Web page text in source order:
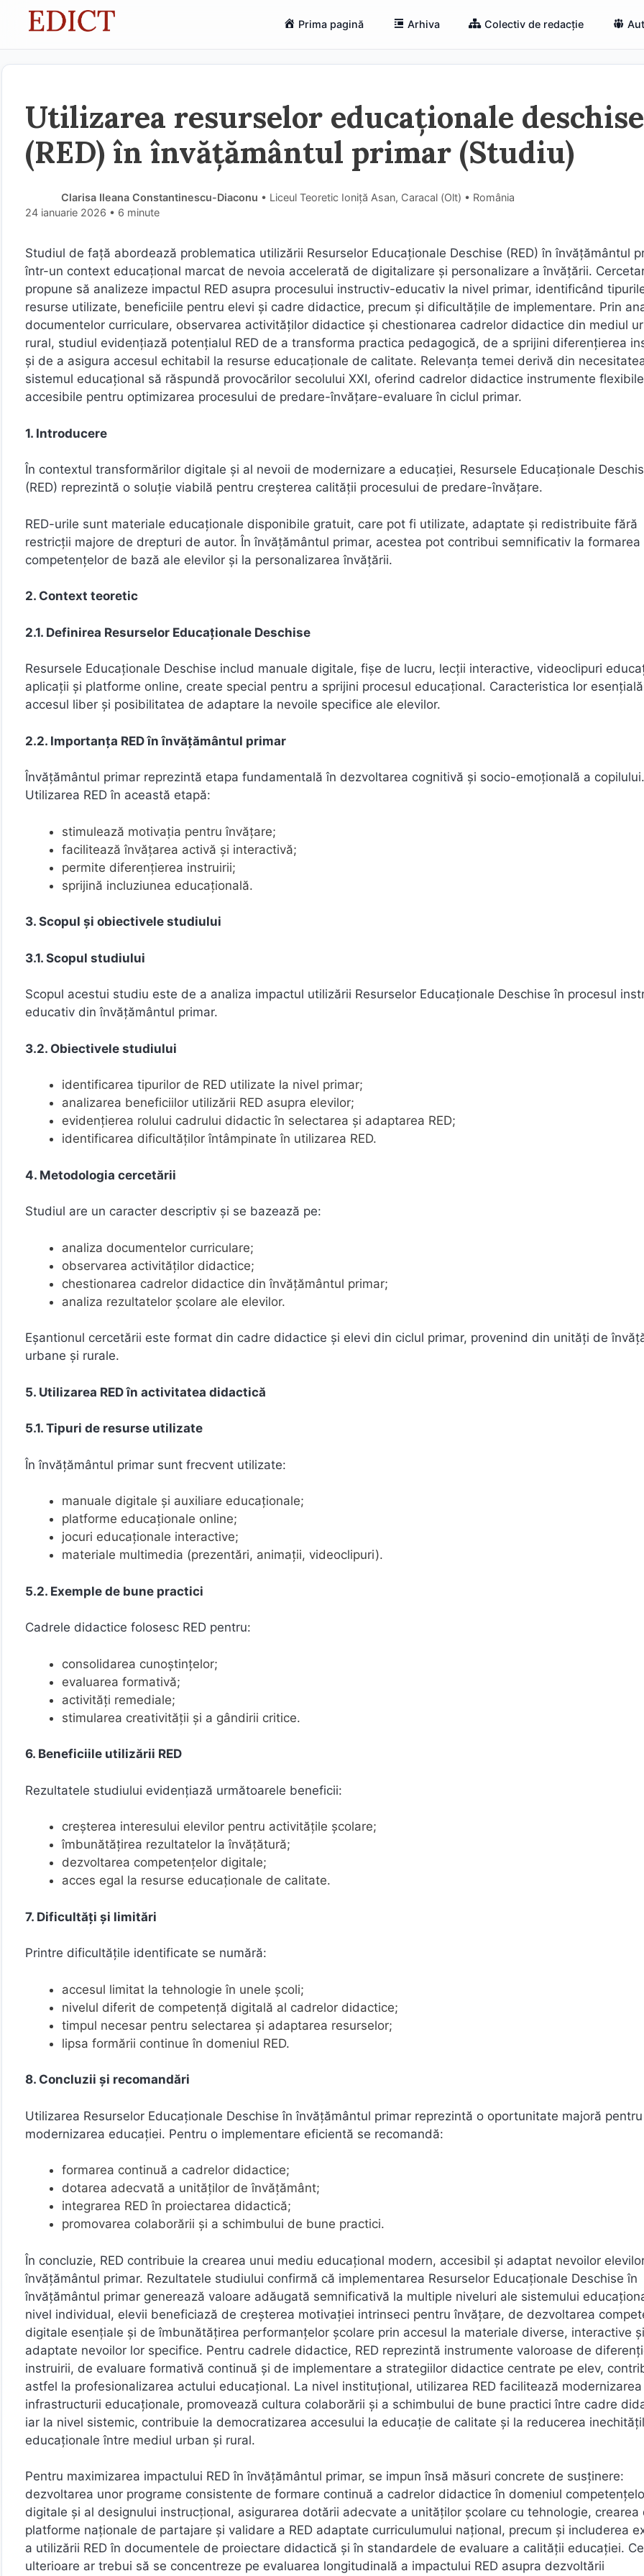
Prima pagină Arhiva Colectiv de redacție
Utilizarea resurselor educaționale deschise
(RED) în învățământul primar (Studiu)
Clarisa Ileana Constantinescu-Diaconu • Liceul Teoretic Ioniță Asan, Caracal (Olt) • România
24 ianuarie 2026 • 6 minute
Studiul de față abordează problematica utilizării Resurselor Educaționale Deschise (RED) în învățământul
într-un context educațional marcat de nevoia accelerată de digitalizare și personalizare a învățării.
propune să analizeze impactul RED asupra procesului instructiv-educativ la nivel primar, identificând
resurse utilizate, beneficiile pentru elevi și cadre didactice, precum și dificultățile de implementare. Prin
documentelor curriculare, observarea activităților didactice și chestionarea cadrelor didactice din mediul
rural, studiul evidențiază potențialul RED de a transforma practica pedagogică, de a sprijini diferențierea
și de a asigura accesul echitabil la resurse educaționale de calitate. Relevanța temei derivă din
sistemul educațional să răspundă provocărilor secolului XXI, oferind cadrelor didactice instrumente
accesibile pentru optimizarea procesului de predare-învățare-evaluare în ciclul primar.
1. Introducere
În contextul transformărilor digitale și al nevoii de modernizare a educației, Resursele Educaționale
(RED) reprezintă o soluție viabilă pentru creșterea calității procesului de predare-învățare.
RED-urile sunt materiale educaționale disponibile gratuit, care pot fi utilizate, adaptate și redistribuite fără
restricții majore de drepturi de autor. În învățământul primar, acestea pot contribui semnificativ la formarea
competențelor de bază ale elevilor și la personalizarea învățării.
2. Context teoretic
2.1. Definirea Resurselor Educaționale Deschise
Resursele Educaționale Deschise includ manuale digitale, fișe de lucru, lecții interactive, videoclipuri
aplicații și platforme online, create special pentru a sprijini procesul educațional. Caracteristica lor
accesul liber și posibilitatea de adaptare la nevoile specifice ale elevilor.
2.2. Importanța RED în învățământul primar
Învățământul primar reprezintă etapa fundamentală în dezvoltarea cognitivă și socio-emoțională a copilului.
Utilizarea RED în această etapă:
stimulează motivația pentru învățare;
facilitează învățarea activă și interactivă;
permite diferențierea instruirii;
sprijină incluziunea educațională.
3. Scopul și obiectivele studiului
3.1. Scopul studiului
Scopul acestui studiu este de a analiza impactul utilizării Resurselor Educaționale Deschise în procesul
educativ din învățământul primar.
3.2. Obiectivele studiului
identificarea tipurilor de RED utilizate la nivel primar;
analizarea beneficiilor utilizării RED asupra elevilor;
evidențierea rolului cadrului didactic în selectarea și adaptarea RED;
identificarea dificultăților întâmpinate în utilizarea RED.
4. Metodologia cercetării
Studiul are un caracter descriptiv și se bazează pe:
analiza documentelor curriculare;
observarea activităților didactice;
chestionarea cadrelor didactice din învățământul primar;
analiza rezultatelor școlare ale elevilor.
Eșantionul cercetării este format din cadre didactice și elevi din ciclul primar, provenind din unități de
urbane și rurale.
5. Utilizarea RED în activitatea didactică
5.1. Tipuri de resurse utilizate
În învățământul primar sunt frecvent utilizate:
manuale digitale și auxiliare educaționale;
platforme educaționale online;
jocuri educaționale interactive;
materiale multimedia (prezentări, animații, videoclipuri).
5.2. Exemple de bune practici
Cadrele didactice folosesc RED pentru:
consolidarea cunoștințelor;
evaluarea formativă;
activități remediale;
stimularea creativității și a gândirii critice.
6. Beneficiile utilizării RED
Rezultatele studiului evidențiază următoarele beneficii:
creșterea interesului elevilor pentru activitățile școlare;
îmbunătățirea rezultatelor la învățătură;
dezvoltarea competențelor digitale;
acces egal la resurse educaționale de calitate.
7. Dificultăți și limitări
Printre dificultățile identificate se numără:
accesul limitat la tehnologie în unele școli;
nivelul diferit de competență digitală al cadrelor didactice;
timpul necesar pentru selectarea și adaptarea resurselor;
lipsa formării continue în domeniul RED.
8. Concluzii și recomandări
Utilizarea Resurselor Educaționale Deschise în învățământul primar reprezintă o oportunitate majoră pentru
modernizarea educației. Pentru o implementare eficientă se recomandă:
formarea continuă a cadrelor didactice;
dotarea adecvată a unităților de învățământ;
integrarea RED în proiectarea didactică;
promovarea colaborării și a schimbului de bune practici.
În concluzie, RED contribuie la crearea unui mediu educațional modern, accesibil și adaptat nevoilor
învățământul primar. Rezultatele studiului confirmă că implementarea Resurselor Educaționale Deschise în
învățământul primar generează valoare adăugată semnificativă la multiple niveluri ale sistemului
nivel individual, elevii beneficiază de creșterea motivației intrinseci pentru învățare, de dezvoltarea
digitale esențiale și de îmbunătățirea performanțelor școlare prin accesul la materiale diverse, interactive și
adaptate nevoilor lor specifice. Pentru cadrele didactice, RED reprezintă instrumente valoroase de
instruirii, de evaluare formativă continuă și de implementare a strategiilor didactice centrate pe elev,
astfel la profesionalizarea actului educațional. La nivel instituțional, utilizarea RED facilitează modernizarea
infrastructurii educaționale, promovează cultura colaborării și a schimbului de bune practici între cadre
iar la nivel sistemic, contribuie la democratizarea accesului la educație de calitate și la reducerea
educaționale între mediul urban și rural.
Pentru maximizarea impactului RED în învățământul primar, se impun însă măsuri concrete de susținere:
dezvoltarea unor programe consistente de formare continuă a cadrelor didactice în domeniul
digitale și al designului instrucțional, asigurarea dotării adecvate a unităților școlare cu tehnologie, crearea
platforme naționale de partajare și validare a RED adaptate curriculumului național, precum și includerea
a utilizării RED în documentele de proiectare didactică și în standardele de evaluare a calității educației.
ulterioare ar trebui să se concentreze pe evaluarea longitudinală a impactului RED asupra dezvoltării